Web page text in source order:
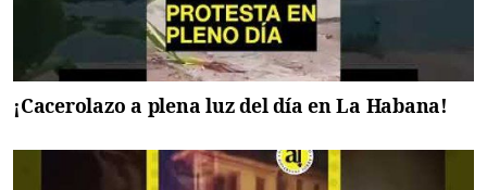
¡Cacerolazo a plena luz del día en La Habana!